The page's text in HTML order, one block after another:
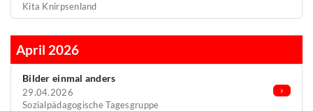
Kita Knirpsenland
April 2026
Bilder einmal anders
29.04.2026
Sozialpädagogische Tagesgruppe